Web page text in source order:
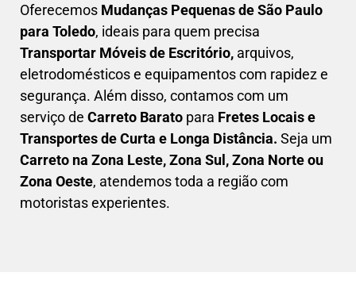
Oferecemos Mudanças Pequenasde São Paulo
para Toledo, ideais para quem precisa
Transportar Móveis de Escritório, arquivos,
eletrodomésticos e equipamentos com rapidez e
segurança. Além disso, contamos com um
serviço de Carreto Barato para Fretes Locais e
Transportes de Curta e Longa Distância. Seja um
Carreto na Zona Leste, Zona Sul, Zona Norte ou
Zona Oeste, atendemos toda a região com
motoristas experientes.